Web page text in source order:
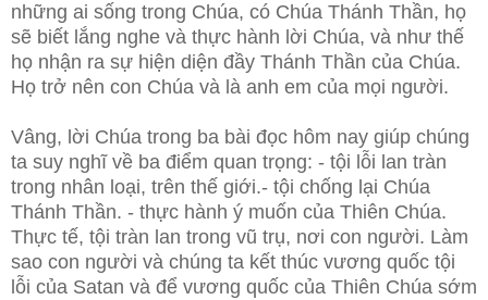
những ai sống trong Chúa, có Chúa Thánh Thần, họ
sẽ biết lắng nghe và thực hành lời Chúa, và như thế
họ nhận ra sự hiện diện đầy Thánh Thần của Chúa.
Họ trở nên con Chúa và là anh em của mọi người.
Vâng, lời Chúa trong ba bài đọc hôm nay giúp chúng
ta suy nghĩ về ba điểm quan trọng: - tội lỗi lan tràn
trong nhân loại, trên thế giới.- tội chống lại Chúa
Thánh Thần. - thực hành ý muốn của Thiên Chúa.
Thực tế, tội tràn lan trong vũ trụ, nơi con người. Làm
sao con người và chúng ta kết thúc vương quốc tội
lỗi của Satan và để vương quốc của Thiên Chúa sớm